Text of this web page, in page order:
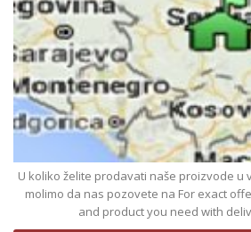
U koliko želite prodavati naše proizvode u
molimo da nas pozovete na For exact
and product you need with